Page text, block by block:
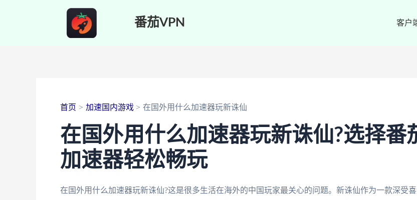
番茄VPN 客户
首页 加速国内游戏 在国外用什么加速器玩新诛仙
在国外用什么加速器玩新诛仙?选择番
加速器轻松畅玩
在国外用什么加速器玩新诛仙?这是很多生活在海外的中国玩家最关心的问题。新诛仙作为一款深受